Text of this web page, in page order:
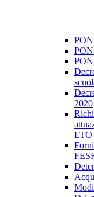
2020
LTO